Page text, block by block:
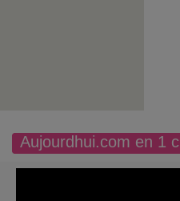
Aujourdhui.com en 1